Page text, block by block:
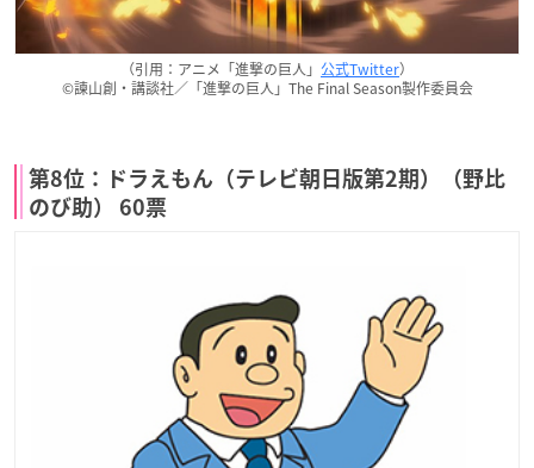
（引用：アニメ「進撃の巨人」 公式Twitter）
©諫山創・講談社／「進撃の巨人」The Final Season製作委員会
第8位：ドラえもん（テレビ朝日版第2期）（野比
のび助） 60票